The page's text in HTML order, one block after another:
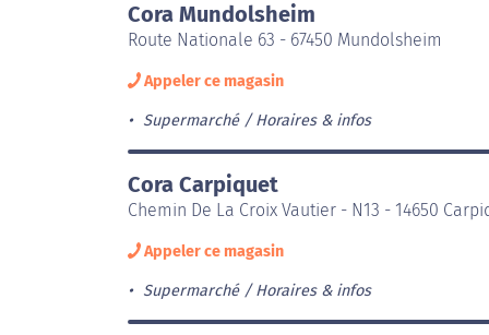
Cora Mundolsheim
Route Nationale 63 - 67450 Mundolsheim
Appeler ce magasin
Supermarché Horaires & infos
Cora Carpiquet
Chemin De La Croix Vautier - N13 - 14650
Appeler ce magasin
Supermarché Horaires & infos